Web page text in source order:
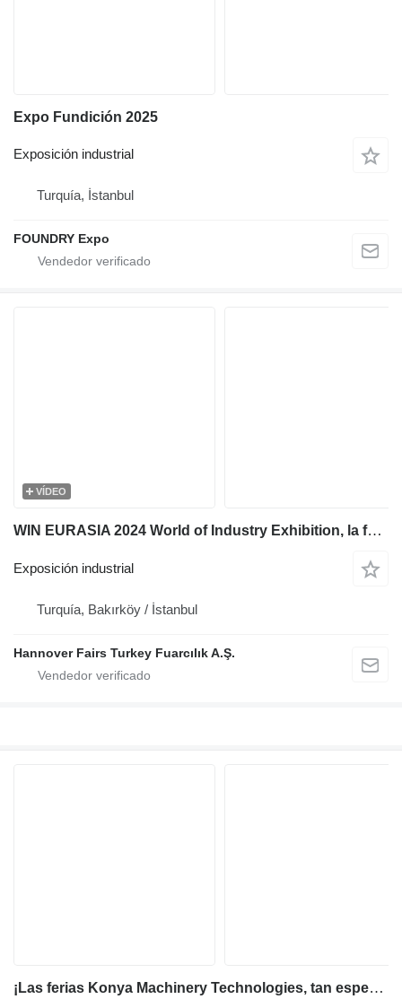
Expo Fundición 2025
Exposición industrial
Turquía, İstanbul
FOUNDRY Expo
VÍDEO
WIN EURASIA 2024 World of Industry Exhibition, la feria industrial internacional más grande para la región y sus industrias
Exposición industrial
Turquía, Bakırköy / İstanbul
Hannover Fairs Turkey Fuarcılık A.Ş.
¡Las ferias Konya Machinery Technologies, tan esperadas por el sector, han comenzado sus preparativos para 2024!